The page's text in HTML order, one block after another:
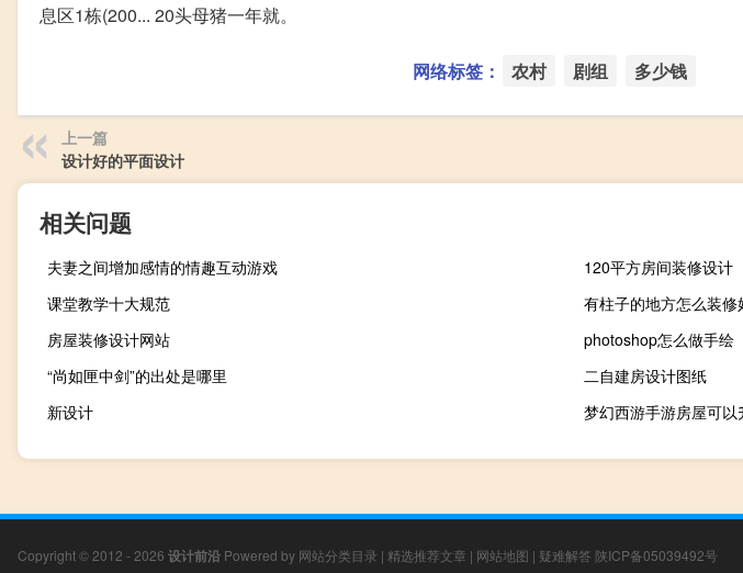
息区1栋(200... 20头母猪一年就。
网络标签： 农村 剧组 多少钱
上一篇
设计好的平面设计
相关问题
夫妻之间增加感情的情趣互动游戏
120平方房间装修设计
课堂教学十大规范
有柱子的地方怎么装修
房屋装修设计网站
photoshop怎么做手绘
“尚如匣中剑”的出处是哪里
二自建房设计图纸
新设计
梦幻西游手游房屋可以
Copyright © 2012 - 2026 设计前沿 Powered by 网站分类目录 | 精选推荐文章 | 网站地图 | 疑难解答 陕ICP备05039492号